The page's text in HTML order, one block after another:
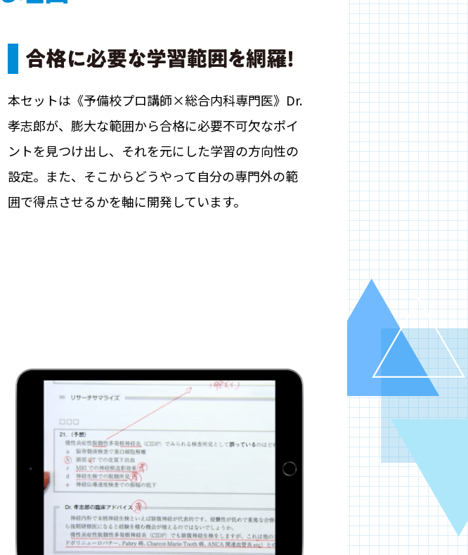
本セットは《予備校プロ講師×総合内科専門医》Dr.
孝志郎が、膨大な範囲から合格に必要不可欠なポイ
ントを見つけ出し、それを元にした学習の方向性の
設定。また、そこからどうやって自分の専門外の範
囲で得点させるかを軸に開発しています。